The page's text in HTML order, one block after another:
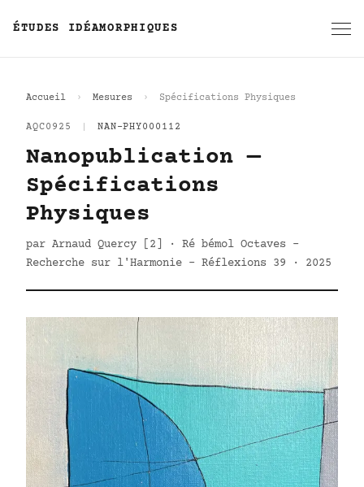
ÉTUDES IDÉAMORPHIQUES
Accueil Mesures Spécifications Physiques
AQC0925 NAN-PHY000112
Nanopublication —
Spécifications
Physiques
par Arnaud Quercy [2] · Ré bémol Octaves -
Recherche sur l'Harmonie - Réflexions 39 · 2025